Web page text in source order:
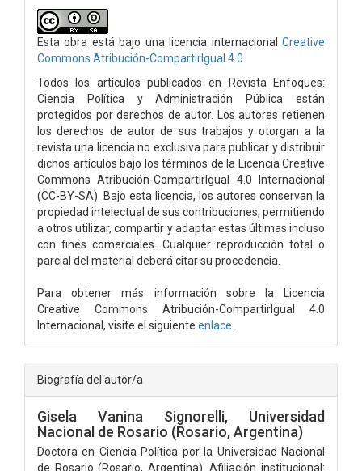
Esta obra está bajo una licencia internacional Creative
Commons Atribución-CompartirIgual 4.0
Todos los artículos publicados en Revista Enfoques:
Ciencia Política y Administración Pública están
protegidos por derechos de autor. Los autores retienen
los derechos de autor de sus trabajos y otorgan a la
revista una licencia no exclusiva para publicar y distribuir
dichos artículos bajo los términos de la Licencia Creative
Commons Atribución-CompartirIgual 4.0 Internacional
(CC-BY-SA). Bajo esta licencia, los autores conservan la
propiedad intelectual de sus contribuciones, permitiendo
a otros utilizar, compartir y adaptar estas últimas incluso
con fines comerciales. Cualquier reproducción total o
parcial del material deberá citar su procedencia.
Para obtener más información sobre la Licencia
Creative Commons Atribución-CompartirIgual 4.0
Internacional, visite el siguiente enlace
Biografía del autor/a
Gisela Vanina Signorelli, Universidad
Nacional de Rosario (Rosario, Argentina)
Doctora en Ciencia Política por la Universidad Nacional
de Rosario (Rosario, Argentina). Afiliación institucional: